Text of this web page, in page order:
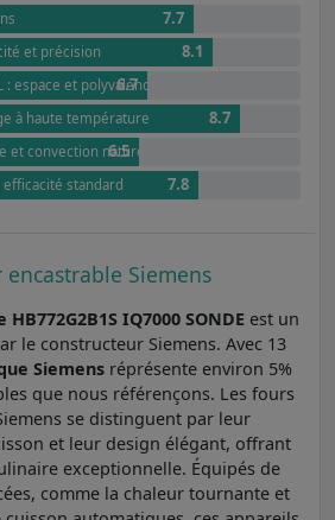
7.7
et précision 8.1
espace et polyvalence
6.7
à haute température 8.7
et convection naturelle : polyvalence optimale
6.5
standard 7.8
Siemens
IQ7000 SONDE est un
le constructeur Siemens. Avec 13
Siemensréprésente environ 5%
que nous référençons. Les fours
se distinguent par leur
et leur design élégant, offrant
exceptionnelle. Équipés de
comme la chaleur tournante et